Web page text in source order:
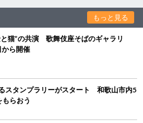
もっと見る
猫”の共演 歌舞伎座そばのギャラリ
ら開催
スタンプラリーがスタート 和歌山市内5
らおう